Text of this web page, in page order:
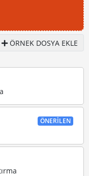
ÖRNEK DOSYA EKLE
ÖNERILEN